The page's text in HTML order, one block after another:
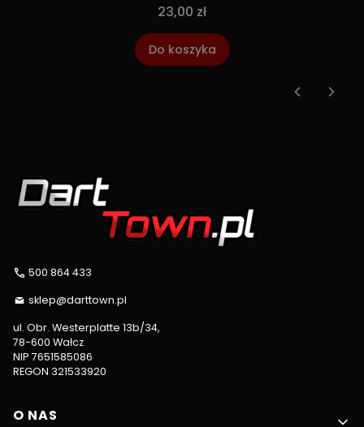
23,00 zł
Do koszyka
500 864 433
sklep@darttown.pl
ul. Obr. Westerplatte 13b/34,
78-600 Wałcz
NIP 7651585086
REGON 321533920
Linki w stopce
O NAS